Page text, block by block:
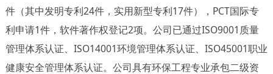
件（其中发明专利24件，实用新型专利17件），PCT国际专
利申请1件，软件著作权登记2项。公司已通过ISO9001质量
管理体系认证、ISO14001环境管理体系认证、ISO45001职业
健康安全管理体系认证。公司具有环保工程专业承包二级资